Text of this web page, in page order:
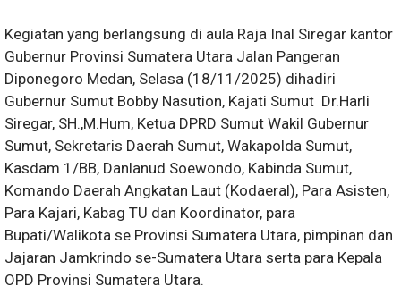
Kegiatan yang berlangsung di aula Raja Inal Siregar kantor
Gubernur Provinsi Sumatera Utara Jalan Pangeran
Diponegoro Medan, Selasa (18/11/2025) dihadiri
Gubernur Sumut Bobby Nasution, Kajati Sumut Dr.Harli
Siregar, SH.,M.Hum, Ketua DPRD Sumut Wakil Gubernur
Sumut, Sekretaris Daerah Sumut, Wakapolda Sumut,
Kasdam 1/BB, Danlanud Soewondo, Kabinda Sumut,
Komando Daerah Angkatan Laut (Kodaeral), Para Asisten,
Para Kajari, Kabag TU dan Koordinator, para
Bupati/Walikota se Provinsi Sumatera Utara, pimpinan dan
Jajaran Jamkrindo se-Sumatera Utara serta para Kepala
OPD Provinsi Sumatera Utara.